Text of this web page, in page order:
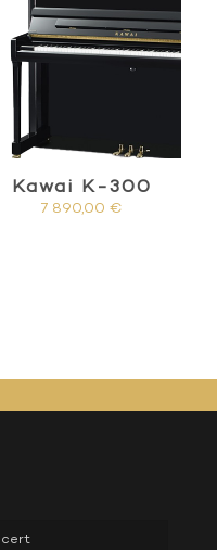
Kawai K-300
7 890,00€